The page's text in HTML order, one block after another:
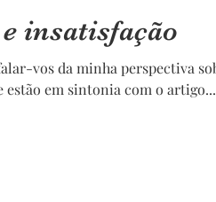
insatisfação
estão em sintonia com o artigo...